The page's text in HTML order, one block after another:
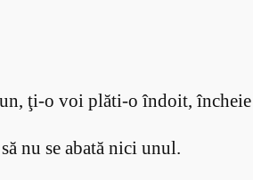
ţi-o voi plăti-o îndoit, încheie
nu se abată nici unul.